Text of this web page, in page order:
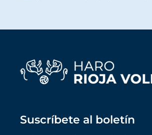
Suscríbete al boletín